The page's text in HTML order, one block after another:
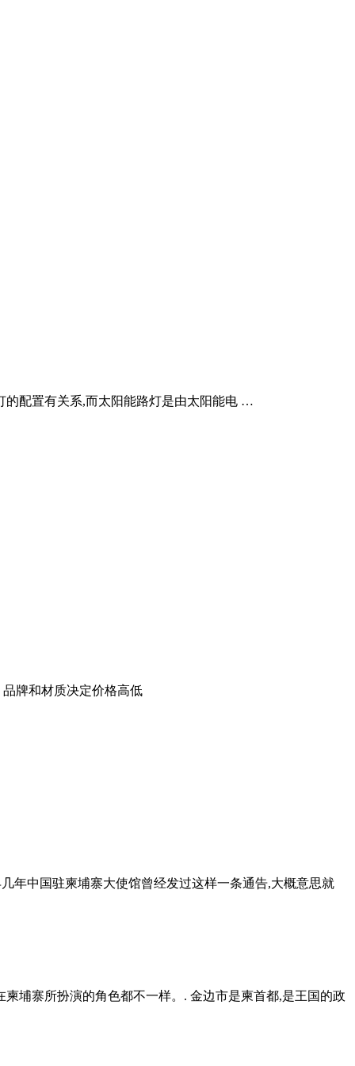
的配置有关系,而太阳能路灯是由太阳能电 …
牌和材质决定价格高低
年中国驻柬埔寨大使馆曾经发过这样一条通告,大概意思就
埔寨所扮演的角色都不一样。. 金边市是柬首都,是王国的政